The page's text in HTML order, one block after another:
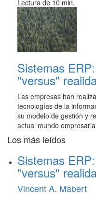
Lectura de 10 min.
Sistemas
"versus"
Las empresas han
tecnologías de la
su modelo de gestión y
actual mundo
Los más leídos
Sistemas
"versus"
Vincent A. Mabert